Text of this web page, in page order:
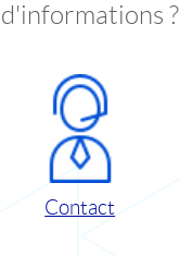
?
Contact